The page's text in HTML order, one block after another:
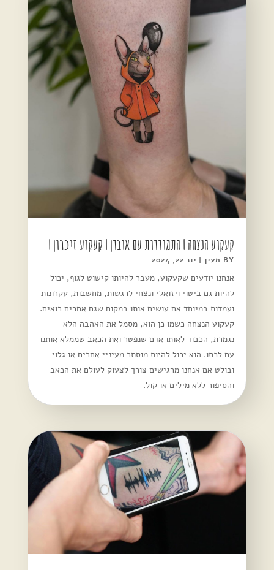
קעקוע הנצחה | התמודדות עם אובדן | קעקוע זיכרון |
BY מעין| יונ 22, 2024
אנחנו יודעים שקעקוע, מעבר להיותו קישוט לגוף, יכול
להיות גם ביטוי ויזואלי ונצחי לרגשות, מחשבות, עקרונות
ועמדות במיוחד אם עושים אותו במקום שגם אחרים רואים.
קעקוע הנצחה כשמו כן הוא, מסמל את האהבה הלא
נגמרת, הכבוד לאותו אדם שנפטר ואת הכאב שממלא אותנו
עם לכתו. הוא יכול להיות מוסתר מעיניי אחרים או גלוי
ובולט אם אנחנו מרגישים צורך לצעוק לעולם את הכאב
והסיפור ללא מילים או קול.